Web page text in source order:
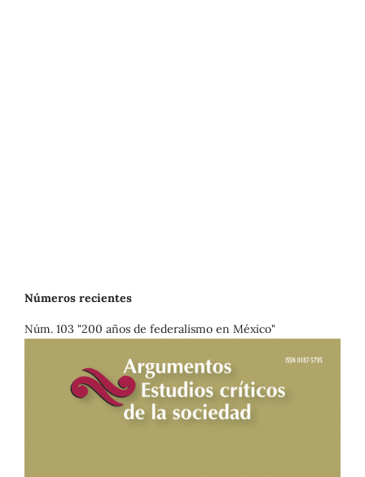
Números recientes
Núm. 103 "200 años de federalismo en México"